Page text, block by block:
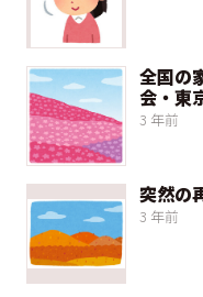
全国の
会・東
3 年前
突然の
3 年前